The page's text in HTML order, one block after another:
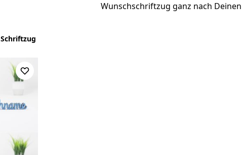
Wunschschriftzug ganz nach
Schriftzug